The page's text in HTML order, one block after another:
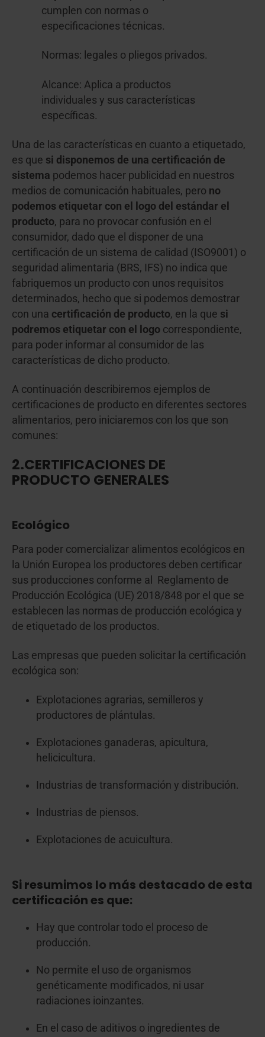
cumplen con normas o
especificaciones técnicas.
Normas: legales o pliegos privados.
Alcance: Aplica a productos
individuales y sus características
específicas.
Una de las características en cuanto a etiquetado,
es que si disponemos de una certificación de
sistema podemos hacer publicidad en nuestros
medios de comunicación habituales, pero no
podemos etiquetar con el logo del estándar el
producto, para no provocar confusión en el
consumidor, dado que el disponer de una
certificación de un sistema de calidad (ISO9001) o
seguridad alimentaria (BRS, IFS) no indica que
fabriquemos un producto con unos requisitos
determinados, hecho que si podemos demostrar
con una certificación de producto, en la que si
podremos etiquetar con el logo correspondiente,
para poder informar al consumidor de las
características de dicho producto.
A continuación describiremos ejemplos de
certificaciones de producto en diferentes sectores
alimentarios, pero iniciaremos con los que son
comunes:
2.CERTIFICACIONES DE
PRODUCTO GENERALES
Ecológico
Para poder comercializar alimentos ecológicos en
la Unión Europea los productores deben certificar
sus producciones conforme al Reglamento de
Producción Ecológica (UE) 2018/848 por el que se
establecen las normas de producción ecológica y
de etiquetado de los productos.
Las empresas que pueden solicitar la certificación
ecológica son:
Explotaciones agrarias, semilleros y
productores de plántulas.
Explotaciones ganaderas, apicultura,
helicicultura.
Industrias de transformación y distribución.
Industrias de piensos.
Explotaciones de acuicultura.
Si resumimos lo más destacado de esta
certificación es que:
Hay que controlar todo el proceso de
producción.
No permite el uso de organismos
genéticamente modificados, ni usar
radiaciones ioinzantes.
En el caso de aditivos o ingredientes de